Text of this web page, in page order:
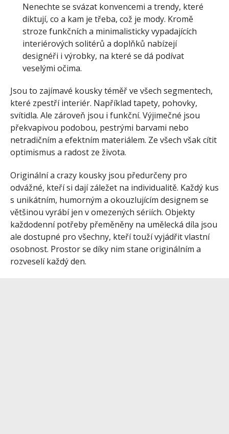
Nenechte se svázat konvencemi a trendy, které
diktují, co a kam je třeba, což je mody. Kromě
stroze funkčních a minimalisticky vypadajících
interiérových solitérů a doplňků nabízejí
designéři i výrobky, na které se dá podívat
veselými očima.
Jsou to zajímavé kousky téměř ve všech segmentech,
které zpestří interiér. Například tapety, pohovky,
svítidla. Ale zároveň jsou i funkční. Výjimečné jsou
překvapivou podobou, pestrými barvami nebo
netradičním a efektním materiálem. Ze všech však cítit
optimismus a radost ze života.
Originální a crazy kousky jsou předurčeny pro
odvážné, kteří si dají záležet na individualitě. Každý kus
s unikátním, humorným a okouzlujícím designem se
většinou vyrábí jen v omezených sériích. Objekty
každodenní potřeby přeměněny na umělecká díla jsou
ale dostupné pro všechny, kteří touží vyjádřit vlastní
osobnost. Prostor se díky nim stane originálním a
rozveselí každý den.